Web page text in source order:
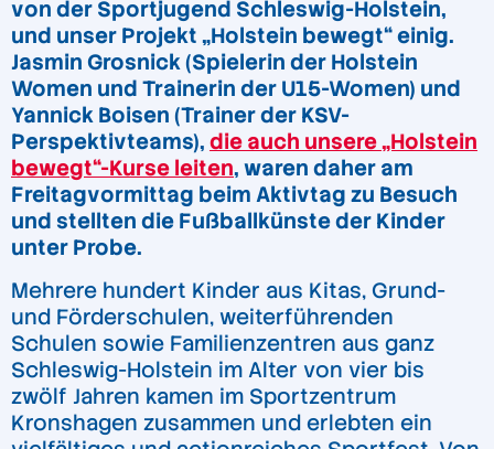
von der Sportjugend Schleswig-Holstein,
und unser Projekt „Holstein bewegt“ einig.
Jasmin Grosnick (Spielerin der Holstein
Women und Trainerin der U15-Women) und
Yannick Boisen (Trainer der KSV-
Perspektivteams), die auch unsere „Holstein
bewegt“-Kurse leiten, waren daher am
Freitagvormittag beim Aktivtag zu Besuch
und stellten die Fußballkünste der Kinder
unter Probe.
Mehrere hundert Kinder aus Kitas, Grund-
und Förderschulen, weiterführenden
Schulen sowie Familienzentren aus ganz
Schleswig-Holstein im Alter von vier bis
zwölf Jahren kamen im Sportzentrum
Kronshagen zusammen und erlebten ein